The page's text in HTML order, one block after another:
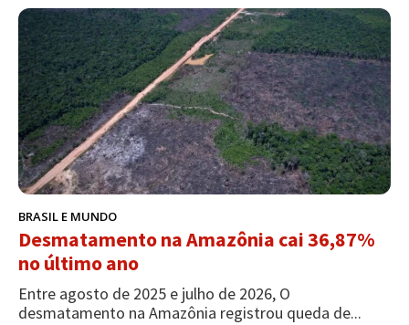
BRASIL E MUNDO
Desmatamento na Amazônia cai 36,87%
no último ano
Entre agosto de 2025 e julho de 2026, O
desmatamento na Amazônia registrou queda de...